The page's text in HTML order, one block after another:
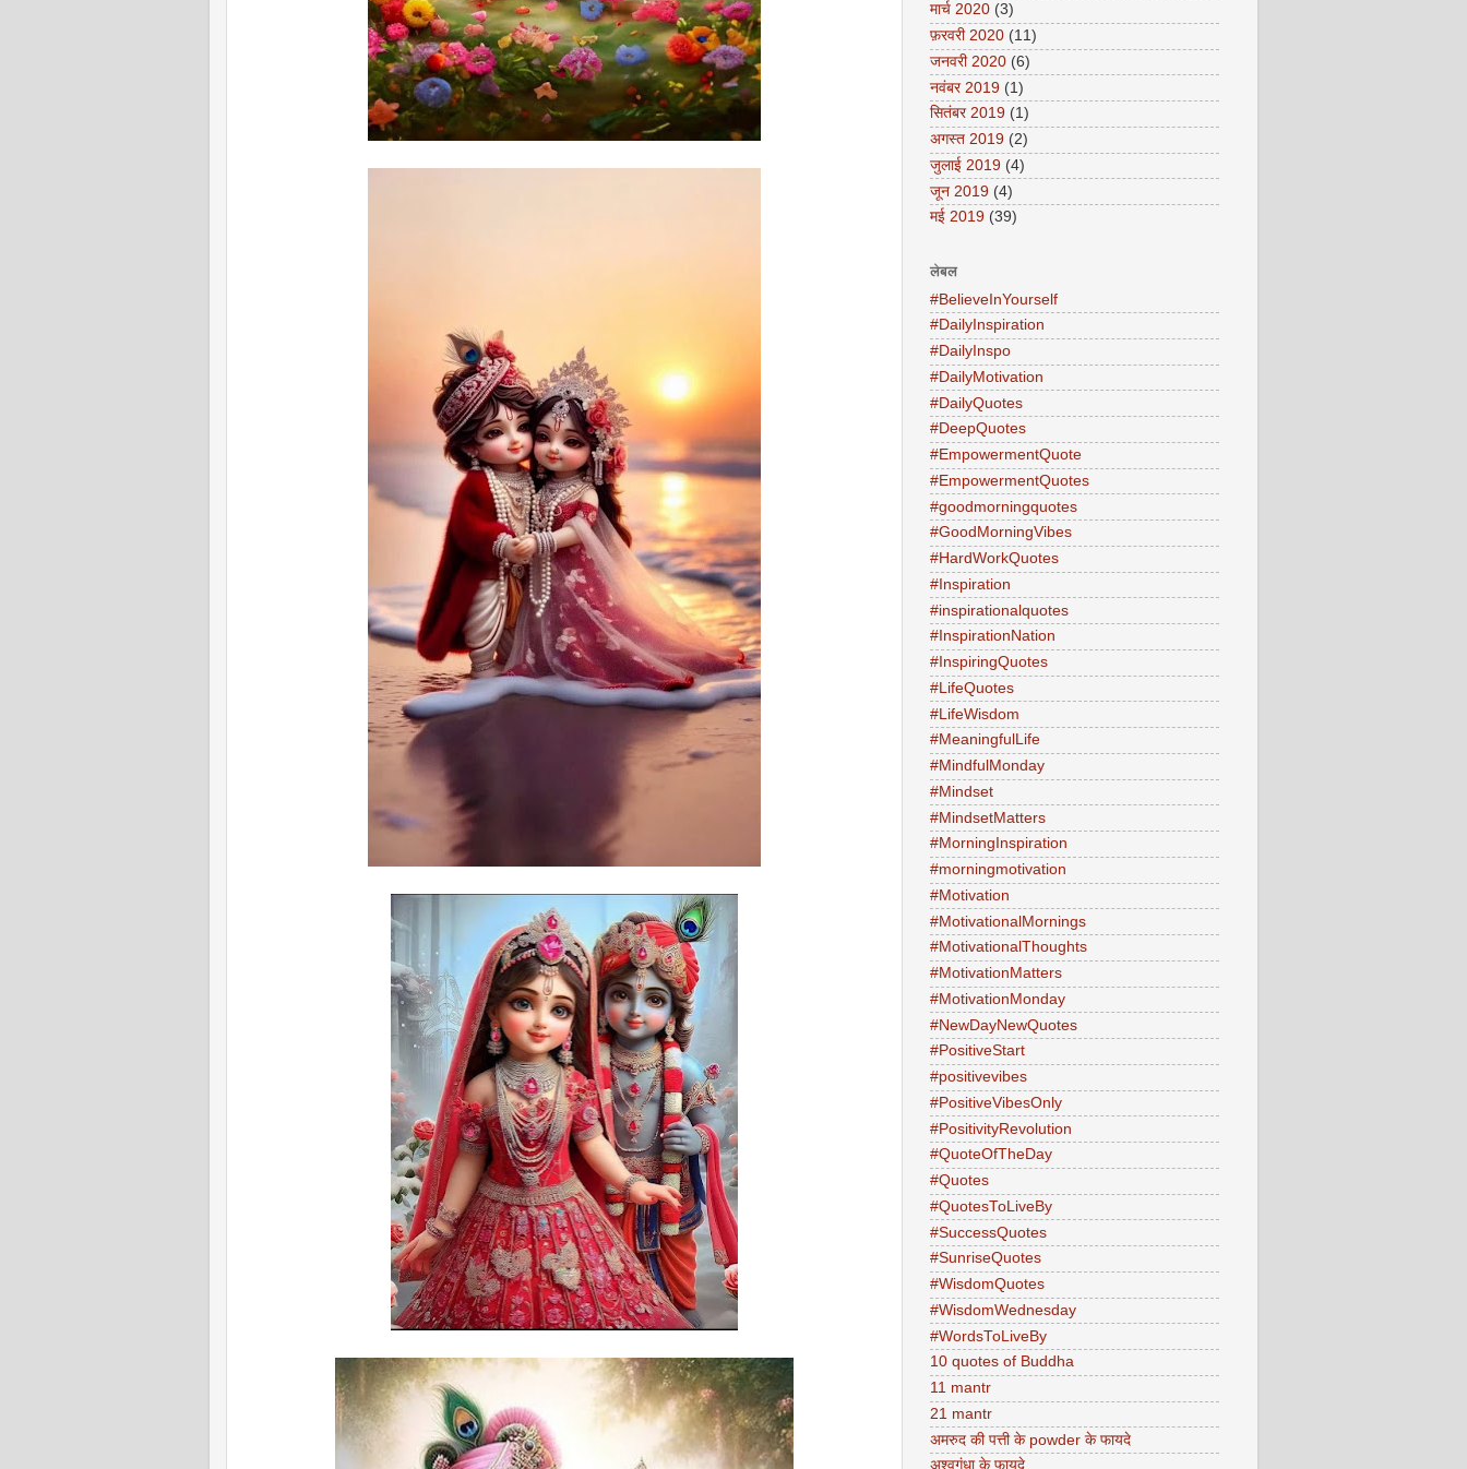
मार्च 2020 (3)
फ़रवरी 2020 (11)
जनवरी 2020 (6)
नवंबर 2019 (1)
सितंबर 2019 (1)
अगस्त 2019 (2)
जुलाई 2019 (4)
जून 2019 (4)
मई 2019 (39)
लेबल
#BelieveInYourself
#DailyInspiration
#DailyInspo
#DailyMotivation
#DailyQuotes
#DeepQuotes
#EmpowermentQuote
#EmpowermentQuotes
#goodmorningquotes
#GoodMorningVibes
#HardWorkQuotes
#Inspiration
#inspirationalquotes
#InspirationNation
#InspiringQuotes
#LifeQuotes
#LifeWisdom
#MeaningfulLife
#MindfulMonday
#Mindset
#MindsetMatters
#MorningInspiration
#morningmotivation
#Motivation
#MotivationalMornings
#MotivationalThoughts
#MotivationMatters
#MotivationMonday
#NewDayNewQuotes
#PositiveStart
#positivevibes
#PositiveVibesOnly
#PositivityRevolution
#QuoteOfTheDay
#Quotes
#QuotesToLiveBy
#SuccessQuotes
#SunriseQuotes
#WisdomQuotes
#WisdomWednesday
#WordsToLiveBy
10 quotes of Buddha
11 mantr
21 mantr
अमरुद की पत्ती के powder के फायदे
अश्वगंधा के फायदे